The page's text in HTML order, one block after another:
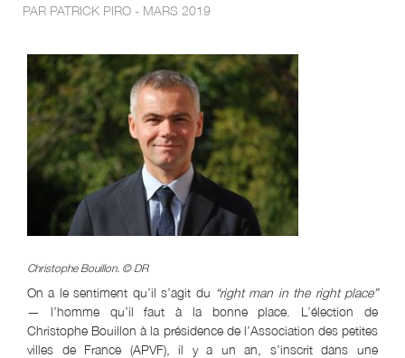
PAR PATRICK PIRO - MARS 2019
Christophe Bouillon. © DR
On a le sentiment qu’il s’agit du “right man in the right place”
— l’homme qu’il faut à la bonne place. L’élection de
Christophe Bouillon à la présidence de l’Association des petites
villes de France (APVF), il y a un an, s’inscrit dans une